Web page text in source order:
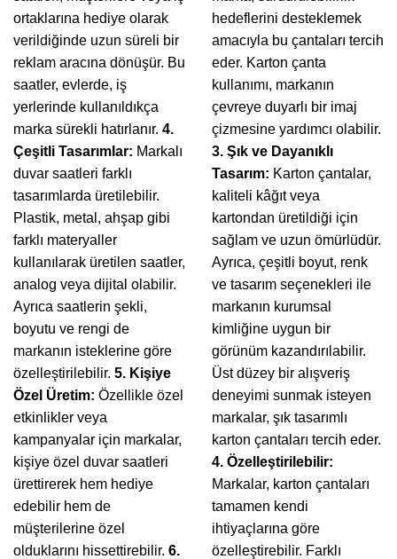
ortaklarına hediye olarak
verildiğinde uzun süreli bir
reklam aracına dönüşür. Bu
saatler, evlerde, iş
yerlerinde kullanıldıkça
marka sürekli hatırlanır. 4.
Çeşitli Tasarımlar: Markalı
duvar saatleri farklı
tasarımlarda üretilebilir.
Plastik, metal, ahşap gibi
farklı materyaller
kullanılarak üretilen saatler,
analog veya dijital olabilir.
Ayrıca saatlerin şekli,
boyutu ve rengi de
markanın isteklerine göre
özelleştirilebilir. 5. Kişiye
Özel Üretim: Özellikle özel
etkinlikler veya
kampanyalar için markalar,
kişiye özel duvar saatleri
ürettirerek hem hediye
edebilir hem de
müşterilerine özel
olduklarını hissettirebilir. 6.
hedeflerini desteklemek
amacıyla bu çantaları tercih
eder. Karton çanta
kullanımı, markanın
çevreye duyarlı bir imaj
çizmesine yardımcı olabilir.
3. Şık ve Dayanıklı
Tasarım: Karton çantalar,
kaliteli kâğıt veya
kartondan üretildiği için
sağlam ve uzun ömürlüdür.
Ayrıca, çeşitli boyut, renk
ve tasarım seçenekleri ile
markanın kurumsal
kimliğine uygun bir
görünüm kazandırılabilir.
Üst düzey bir alışveriş
deneyimi sunmak isteyen
markalar, şık tasarımlı
karton çantaları tercih eder.
4. Özelleştirilebilir:
Markalar, karton çantaları
tamamen kendi
ihtiyaçlarına göre
özelleştirebilir. Farklı